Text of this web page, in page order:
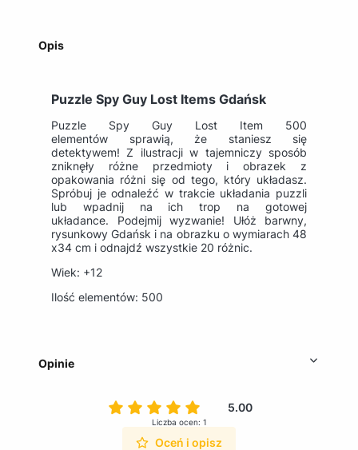
Opis
Puzzle Spy Guy Lost Items Gdańsk
Puzzle Spy Guy Lost Item 500
elementów sprawią, że staniesz się
detektywem! Z ilustracji w tajemniczy sposób
zniknęły różne przedmioty i obrazek z
opakowania różni się od tego, który układasz.
Spróbuj je odnaleźć w trakcie układania puzzli
lub wpadnij na ich trop na gotowej
układance. Podejmij wyzwanie! Ułóż barwny,
rysunkowy Gdańsk i na obrazku o wymiarach 48
x34 cm i odnajdź wszystkie 20 różnic.
Wiek: +12
Ilość elementów: 500
Opinie
5.00
Liczba ocen: 1
Oceń i opisz